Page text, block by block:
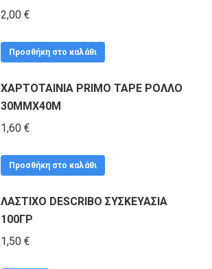
2,00 €
Προσθήκη στο καλάθι
ΧΑΡΤΟΤΑΙΝΙΑ PRIMO TAPE ΡΟΛΛΟ
30MMX40M
1,60 €
Προσθήκη στο καλάθι
ΛΑΣΤΙΧΟ DESCRIBO ΣΥΣΚΕΥΑΣΙΑ
100ΓΡ
1,50 €